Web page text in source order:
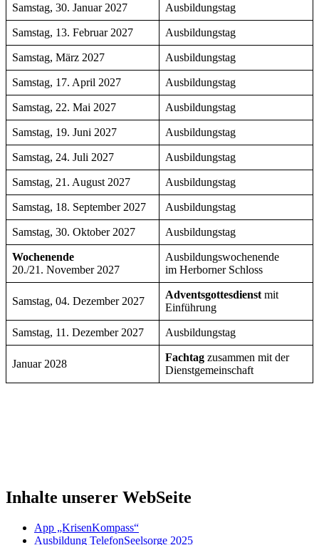
Samstag, 30. Januar 2027 Ausbildungstag
Samstag, 13. Februar 2027 Ausbildungstag
Samstag, März 2027 Ausbildungstag
Samstag, 17. April 2027 Ausbildungstag
Samstag, 22. Mai 2027 Ausbildungstag
Samstag, 19. Juni 2027 Ausbildungstag
Samstag, 24. Juli 2027 Ausbildungstag
Samstag, 21. August 2027 Ausbildungstag
Samstag, 18. September 2027 Ausbildungstag
Samstag, 30. Oktober 2027 Ausbildungstag
Wochenende
20./21. November 2027
Ausbildungswochenende
im Herborner Schloss
Samstag, 04. Dezember 2027
Adventsgottesdienst mit
Einführung
Samstag, 11. Dezember 2027 Ausbildungstag
Januar 2028
Fachtag zusammen mit der
Dienstgemeinschaft
Inhalte unserer WebSeite
App „KrisenKompass“
Ausbildung TelefonSeelsorge 2025